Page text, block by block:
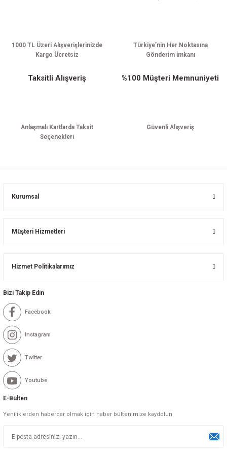
1000 TL Üzeri Alışverişlerinizde
Kargo Ücretsiz
Türkiye’nin Her Noktasına
Gönderim İmkanı
Taksitli Alışveriş
Anlaşmalı Kartlarda Taksit
Seçenekleri
%100 Müşteri Memnuniyeti
Güvenli Alışveriş
Kurumsal
Müşteri Hizmetleri
Hizmet Politikalarımız
Bizi Takip Edin
Facebook
Instagram
Twitter
Youtube
E-Bülten
Yeniliklerden haberdar olmak için haber bültenimize kaydolun